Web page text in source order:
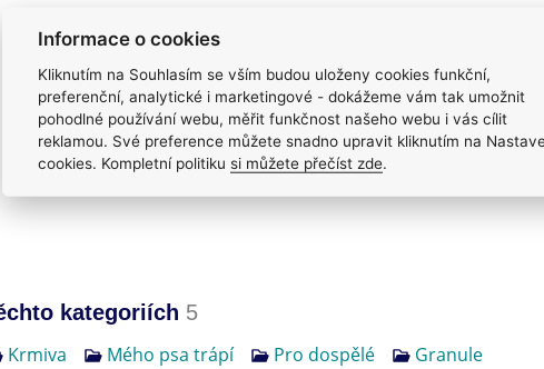
kategoriích 5
Krmiva Mého psa trápí Pro dospělé Granule
Informace o cookies
Kliknutím na Souhlasím se vším budou uloženy cookies funkční,
preferenční, analytické i marketingové - dokážeme vám tak umožnit
pohodlné používání webu, měřit funkčnost našeho webu i vás cílit
reklamou. Své preference můžete snadno upravit kliknutím na
cookies. Kompletní politiku si můžete přečíst zde.